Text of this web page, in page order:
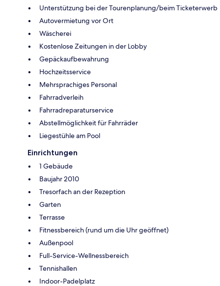
Unterstützung bei der Tourenplanung/beim Ticketerwerb
Autovermietung vor Ort
Wäscherei
Kostenlose Zeitungen in der Lobby
Gepäckaufbewahrung
Hochzeitsservice
Mehrsprachiges Personal
Fahrradverleih
Fahrradreparaturservice
Abstellmöglichkeit für Fahrräder
Liegestühle am Pool
Einrichtungen
1 Gebäude
Baujahr 2010
Tresorfach an der Rezeption
Garten
Terrasse
Fitnessbereich (rund um die Uhr geöffnet)
Außenpool
Full-Service-Wellnessbereich
Tennishallen
Indoor-Padelplatz